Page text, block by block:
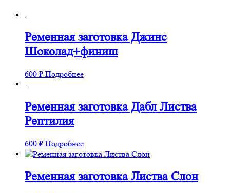
Ременная заготовка Джинс
Шоколад+финиш
600 ₽ Подробнее
Ременная заготовка Дабл Листва
Рептилия
600 ₽ Подробнее
Ременная заготовка Листва Слон